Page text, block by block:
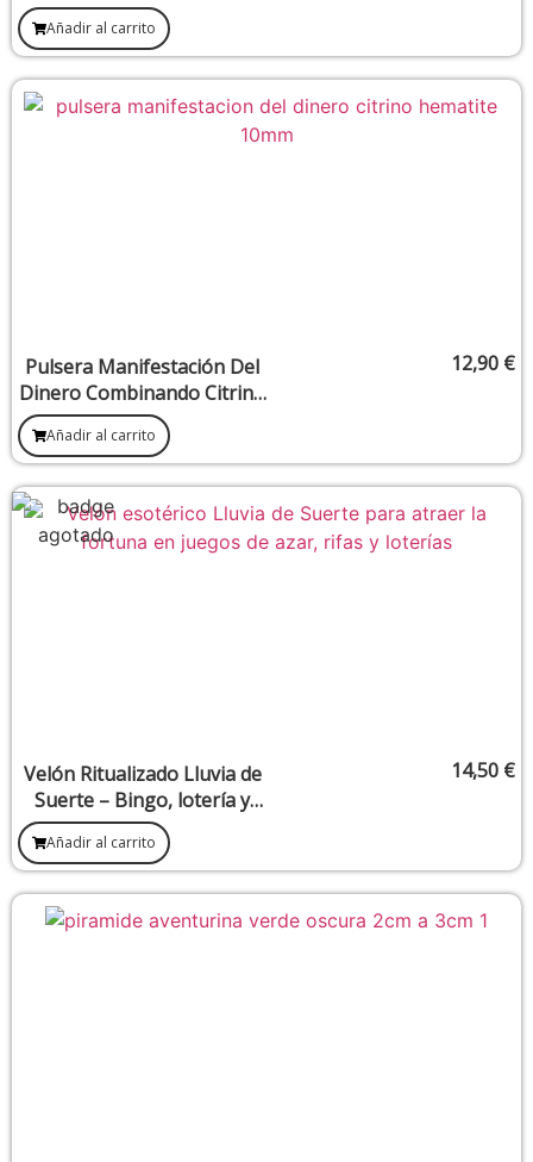
Añadir al carrito
Pulsera Manifestación Del
Dinero Combinando Citrino
y Hematite 10 mm
12,90 €
Añadir al carrito
Velón Ritualizado Lluvia de
Suerte – Bingo, lotería y
juegos de azar
14,50 €
Añadir al carrito